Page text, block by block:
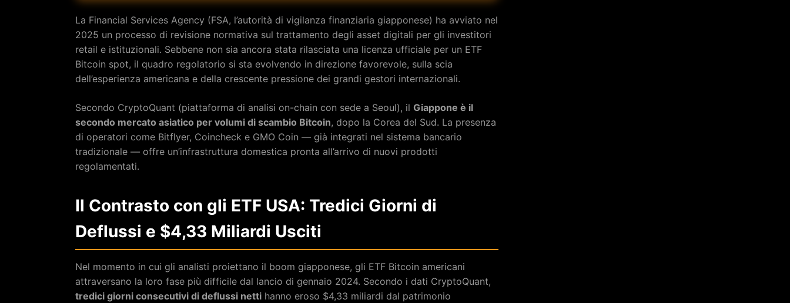
La Financial Services Agency (FSA, l’autorità di vigilanza finanziaria giapponese) ha avviato nel
2025 un processo di revisione normativa sul trattamento degli asset digitali per gli investitori
retail e istituzionali. Sebbene non sia ancora stata rilasciata una licenza ufficiale per un ETF
Bitcoin spot, il quadro regolatorio si sta evolvendo in direzione favorevole, sulla scia
dell’esperienza americana e della crescente pressione dei grandi gestori internazionali.
Secondo CryptoQuant (piattaforma di analisi on-chain con sede a Seoul), il Giappone è il
secondo mercato asiatico per volumi di scambio Bitcoin, dopo la Corea del Sud. La presenza
di operatori come Bitflyer, Coincheck e GMO Coin — già integrati nel sistema bancario
tradizionale — offre un’infrastruttura domestica pronta all’arrivo di nuovi prodotti
regolamentati.
Il Contrasto con gli ETF USA: Tredici Giorni di
Deflussi e $4,33 Miliardi Usciti
Nel momento in cui gli analisti proiettano il boom giapponese, gli ETF Bitcoin americani
attraversano la loro fase più difficile dal lancio di gennaio 2024. Secondo i dati CryptoQuant,
tredici giorni consecutivi di deflussi netti hanno eroso $4,33 miliardi dal patrimonio